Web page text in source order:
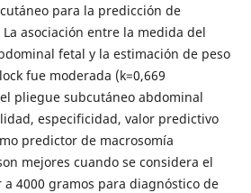
para la predicción de
asociación entre la medida del
fetal y la estimación de peso
fue moderada (k=0,669
pliegue subcutáneo abdominal
especificidad, valor predictivo
predictor de macrosomía
mejores cuando se considera el
4000 gramos para diagnóstico de